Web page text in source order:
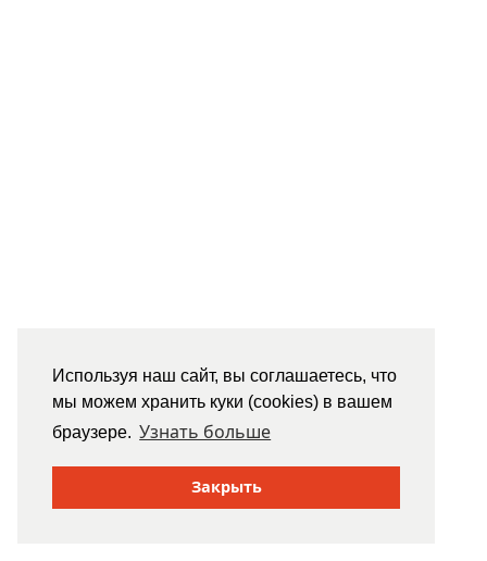
Используя наш сайт, вы соглашаетесь, что
мы можем хранить куки (cookies) в вашем
браузере. Узнать больше
Закрыть